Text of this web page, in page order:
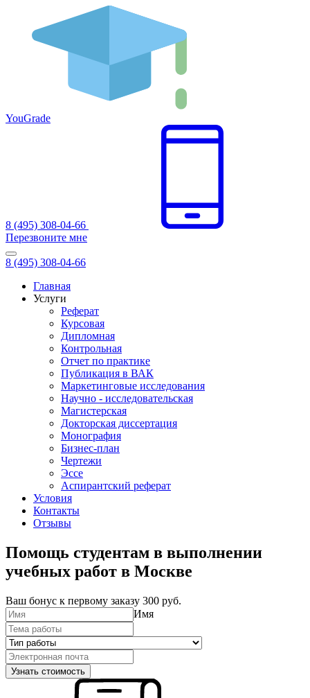
YouGrade
8 (495) 308-04-66
Перезвоните мне
8 (495) 308-04-66
Главная
Услуги
Реферат
Курсовая
Дипломная
Контрольная
Отчет по практике
Публикация в ВАК
Маркетинговые исследования
Научно - исследовательская
Магистерская
Докторская диссертация
Монография
Бизнес-план
Чертежи
Эссе
Аспирантский реферат
Условия
Контакты
Отзывы
Помощь студентам в выполнении
учебных работ в Москве
Ваш бонус к первому заказу 300 руб.
Имя